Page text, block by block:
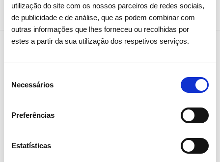
utilização do site com os nossos parceiros de redes sociais,
de publicidade e de análise, que as podem combinar com
outras informações que lhes forneceu ou recolhidas por
estes a partir da sua utilização dos respetivos serviços.
Necessários
Preferências
Estatísticas
Notícias relacionadas